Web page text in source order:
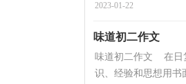
2023-01-22
味道初二作文
味道初二作文 在日
识、经验和思想用书